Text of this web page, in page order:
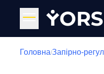
Y
Головна/Запірно-